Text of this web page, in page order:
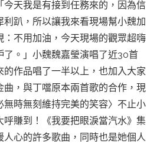
今天我是有接到任務來的，因為信
趴，所以讓我來看現場幫小魏加
：不用加油，今天現場的觀眾超嗨
了。」小魏魏嘉瑩演唱了近30首
的作品唱了一半以上，也加入大家
曲，與丁噹原本兩首歌的合作，現
無時無刻維持完美的笑容〉不止小
呼賺到！《我要把眼淚當汽水》集
心的許多歌曲，同時也是她個人